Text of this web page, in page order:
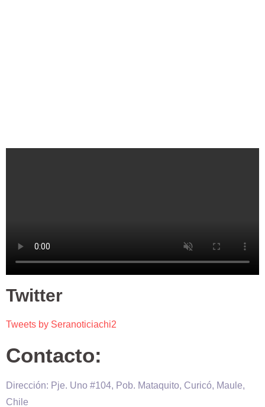
Twitter
Tweets by Seranoticiachi2
Contacto:
Dirección: Pje. Uno #104, Pob. Mataquito, Curicó, Maule,
Chile